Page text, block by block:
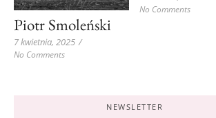
Piotr Smoleński
7 kwietnia, 2025 /
No Comments
No Comments
NEWSLETTER